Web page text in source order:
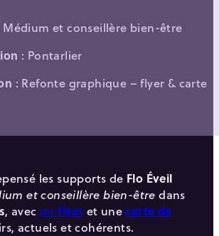
Médium et conseillère bien-être
: Pontarlier
: Refonte graphique – flyer & carte
les supports de Flo Éveil
et conseillère bien-être dans
, avec unflyeret unecarte de
actuels et cohérents.